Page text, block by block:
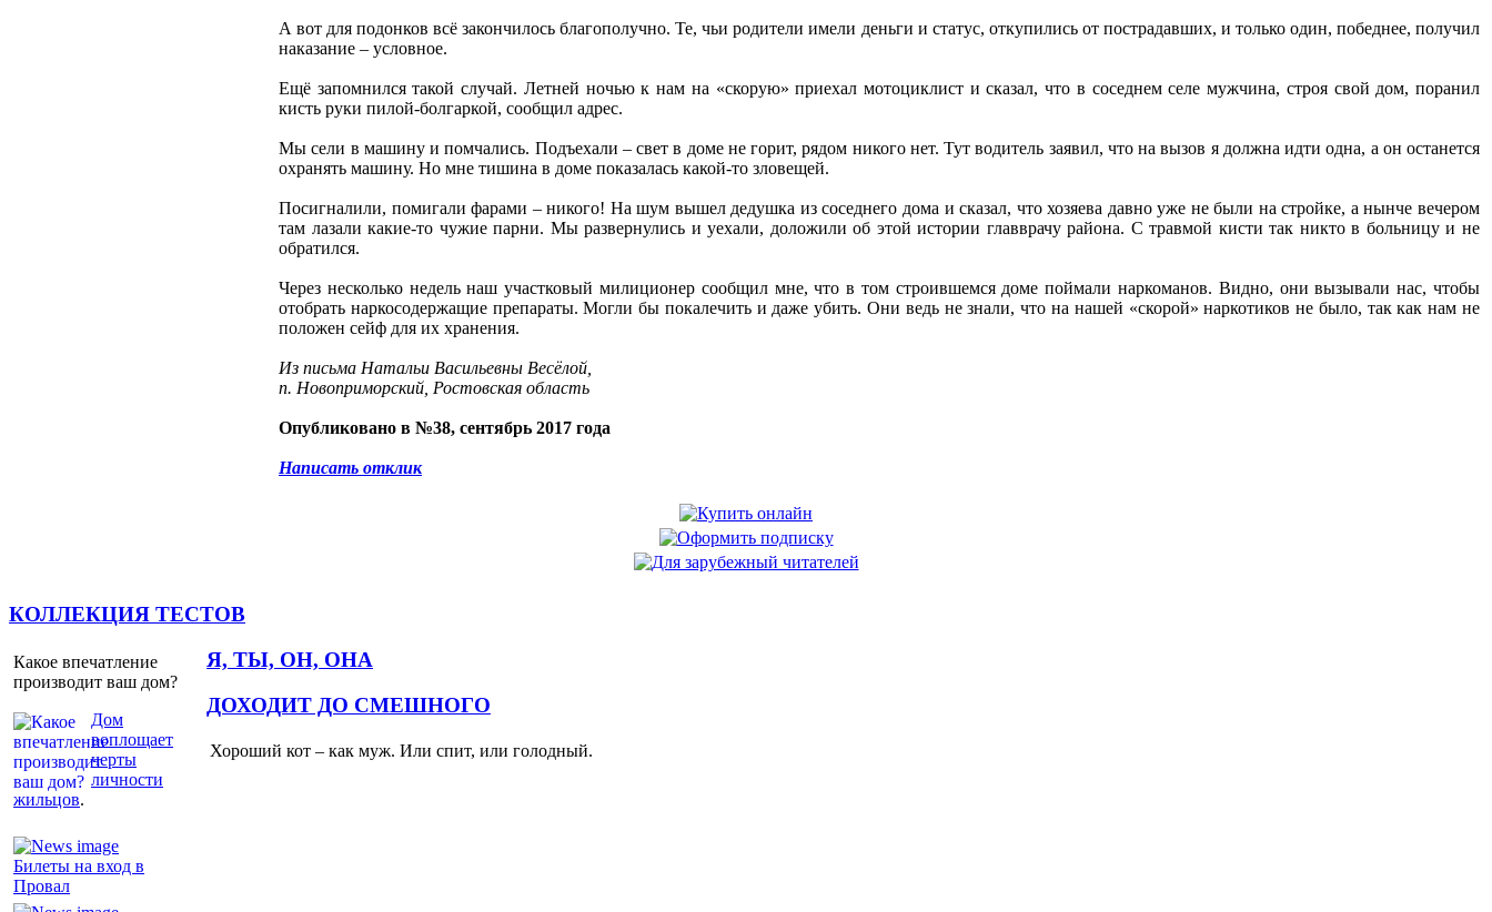
А вот для подонков всё закончилось благополучно. Те, чьи родители имели деньги и статус, откупились от пострадавших, и только один, победнее, получил
наказание – условное.
Ещё запомнился такой случай. Летней ночью к нам на «скорую» приехал мотоциклист и сказал, что в соседнем селе мужчина, строя свой дом, поранил
кисть руки пилой-болгаркой, сообщил адрес.
Мы сели в машину и помчались. Подъехали – свет в доме не горит, рядом никого нет. Тут водитель заявил, что на вызов я должна идти одна, а он останется
охранять машину. Но мне тишина в доме показалась какой-то зловещей.
Посигналили, помигали фарами – никого! На шум вышел дедушка из соседнего дома и сказал, что хозяева давно уже не были на стройке, а нынче вечером
там лазали какие-то чужие парни. Мы развернулись и уехали, доложили об этой истории главврачу района. С травмой кисти так никто в больницу и не
обратился.
Через несколько недель наш участковый милиционер сообщил мне, что в том строившемся доме поймали наркоманов. Видно, они вызывали нас, чтобы
отобрать наркосодержащие препараты. Могли бы покалечить и даже убить. Они ведь не знали, что на нашей «скорой» наркотиков не было, так как нам не
положен сейф для их хранения.
Из письма Натальи Васильевны Весёлой,
п. Новоприморский, Ростовская область
Опубликовано в №38, сентябрь 2017 года
Написать отклик
КОЛЛЕКЦИЯ ТЕСТОВ
Какое впечатление
производит ваш дом?
Дом
воплощает
черты
личности
жильцов.
Я, ТЫ, ОН, ОНА
Билеты на вход в
Провал
ДОХОДИТ ДО СМЕШНОГО
Хороший кот – как муж. Или спит, или голодный.